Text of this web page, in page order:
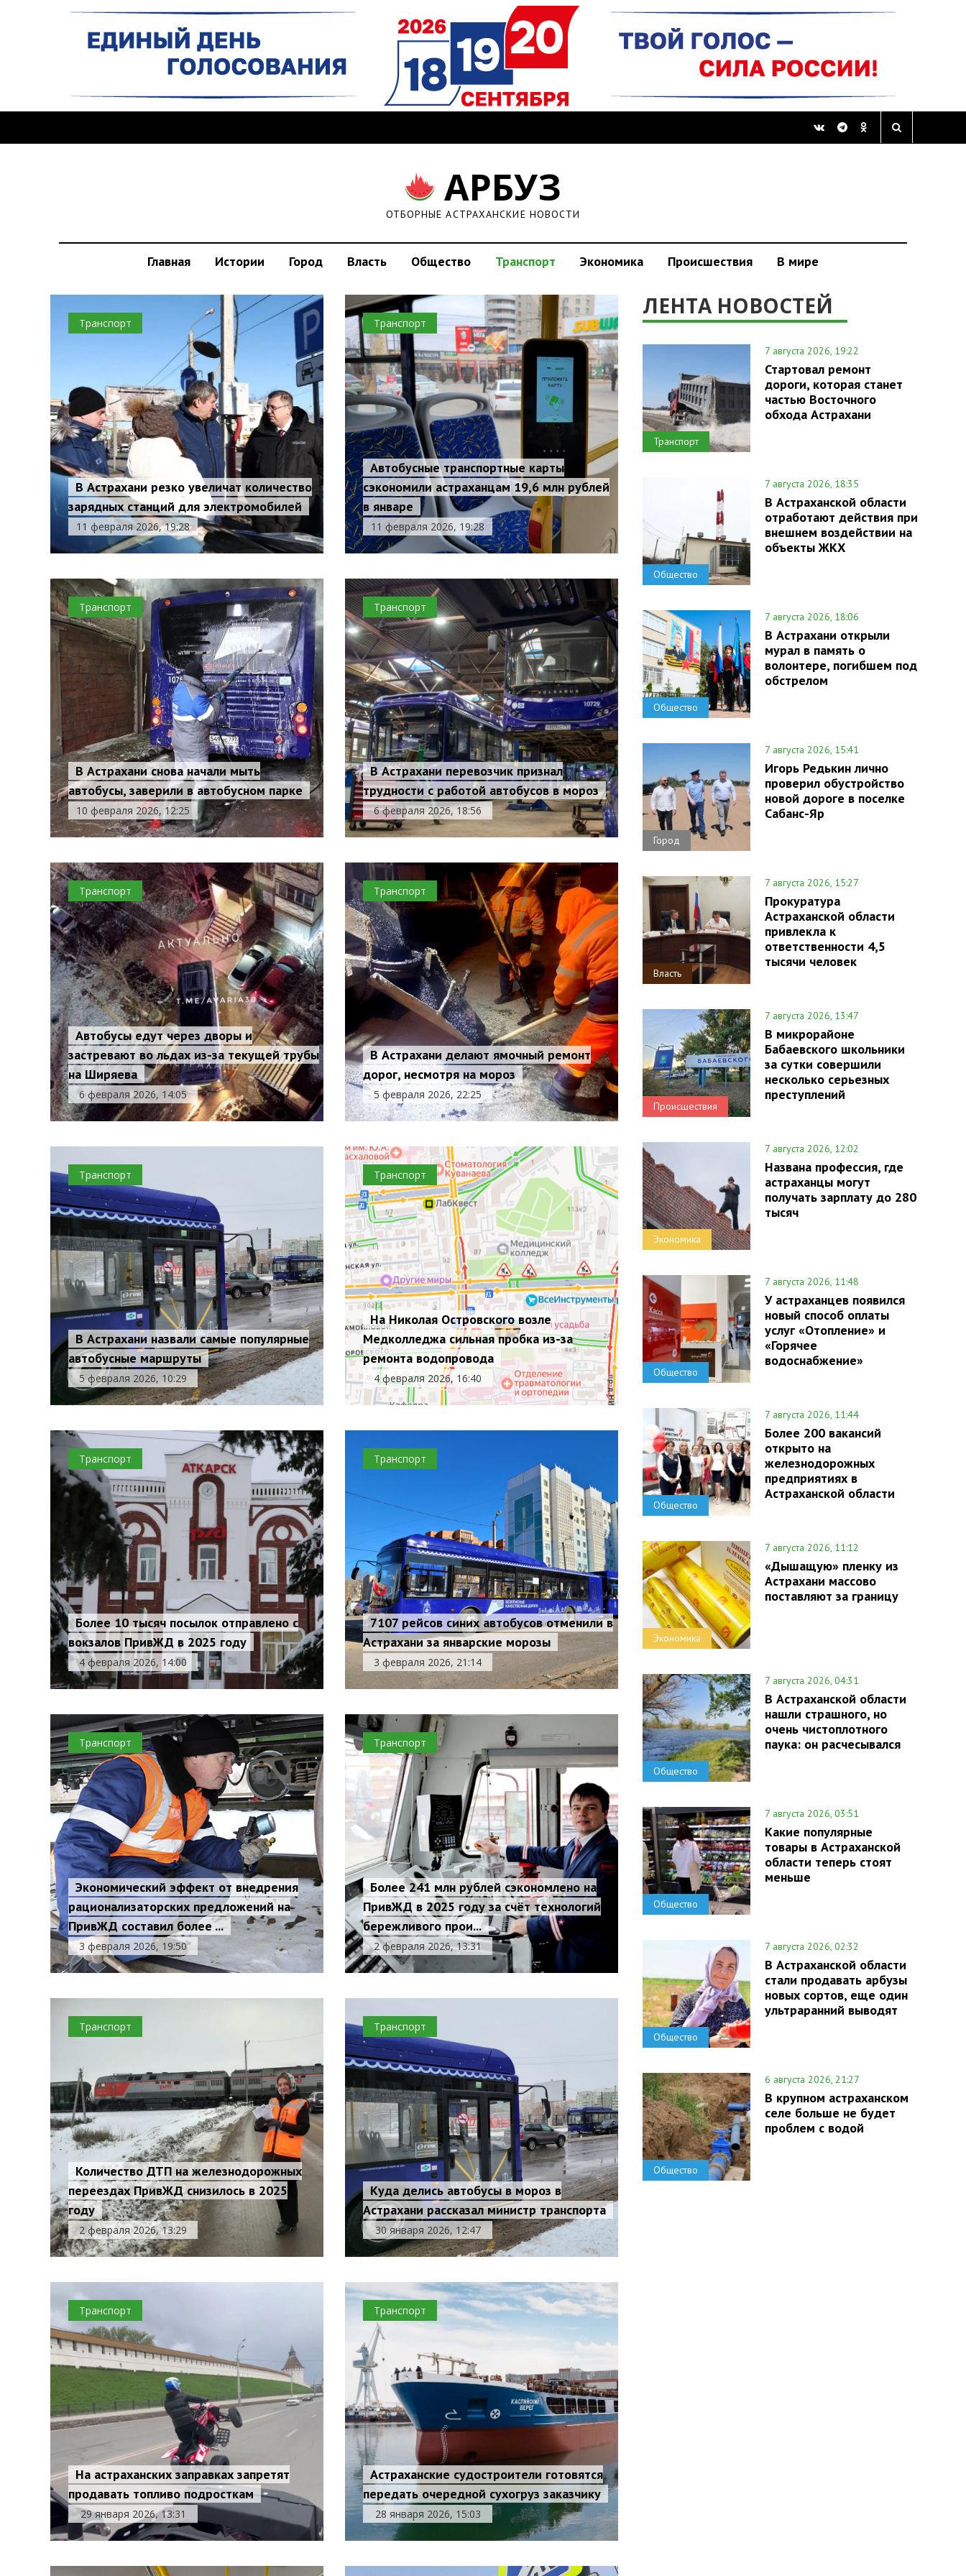
АРБУЗ
ОТБОРНЫЕ АСТРАХАНСКИЕ НОВОСТИ
Главная Истории Город Власть Общество Транспорт Экономика Происшествия В мире
Транспорт
В Астрахани резко увеличат количество
зарядных станций для электромобилей
11 февраля 2026, 19:28
Транспорт
Автобусные транспортные карты
сэкономили астраханцам 19,6 млн рублей
в январе
11 февраля 2026, 19:28
Транспорт
В Астрахани снова начали мыть
автобусы, заверили в автобусном парке
10 февраля 2026, 12:25
Транспорт
В Астрахани перевозчик признал
трудности с работой автобусов в мороз
6 февраля 2026, 18:56
Транспорт
Автобусы едут через дворы и
застревают во льдах из-за текущей трубы
на Ширяева
6 февраля 2026, 14:05
Транспорт
В Астрахани делают ямочный ремонт
дорог, несмотря на мороз
5 февраля 2026, 22:25
Транспорт
В Астрахани назвали самые популярные
автобусные маршруты
5 февраля 2026, 10:29
Транспорт
На Николая Островского возле
Медколледжа сильная пробка из-за
ремонта водопровода
4 февраля 2026, 16:40
Транспорт
Более 10 тысяч посылок отправлено с
вокзалов ПривЖД в 2025 году
4 февраля 2026, 14:00
Транспорт
7107 рейсов синих автобусов отменили в
Астрахани за январские морозы
3 февраля 2026, 21:14
Транспорт
Экономический эффект от внедрения
рационализаторских предложений на
ПривЖД составил более ...
3 февраля 2026, 19:50
Транспорт
Более 241 млн рублей сэкономлено на
ПривЖД в 2025 году за счёт технологий
бережливого прои...
2 февраля 2026, 13:31
Транспорт
Количество ДТП на железнодорожных
переездах ПривЖД снизилось в 2025
году
2 февраля 2026, 13:29
Транспорт
Куда делись автобусы в мороз в
Астрахани рассказал министр транспорта
30 января 2026, 12:47
Транспорт
На астраханских заправках запретят
продавать топливо подросткам
29 января 2026, 13:31
Транспорт
Астраханские судостроители готовятся
передать очередной сухогруз заказчику
28 января 2026, 15:03
ЛЕНТА НОВОСТЕЙ
Транспорт
7 августа 2026, 19:22
Стартовал ремонт
дороги, которая станет
частью Восточного
обхода Астрахани
Общество
7 августа 2026, 18:35
В Астраханской области
отработают действия при
внешнем воздействии на
объекты ЖКХ
Общество
7 августа 2026, 18:06
В Астрахани открыли
мурал в память о
волонтере, погибшем под
обстрелом
Город
7 августа 2026, 15:41
Игорь Редькин лично
проверил обустройство
новой дороге в поселке
Сабанс-Яр
Власть
7 августа 2026, 15:27
Прокуратура
Астраханской области
привлекла к
ответственности 4,5
тысячи человек
Происшествия
7 августа 2026, 13:47
В микрорайоне
Бабаевского школьники
за сутки совершили
несколько серьезных
преступлений
Экономика
7 августа 2026, 12:02
Названа профессия, где
астраханцы могут
получать зарплату до 280
тысяч
Общество
7 августа 2026, 11:48
У астраханцев появился
новый способ оплаты
услуг «Отопление» и
«Горячее
водоснабжение»
Общество
7 августа 2026, 11:44
Более 200 вакансий
открыто на
железнодорожных
предприятиях в
Астраханской области
Экономика
7 августа 2026, 11:12
«Дышащую» пленку из
Астрахани массово
поставляют за границу
Общество
7 августа 2026, 04:31
В Астраханской области
нашли страшного, но
очень чистоплотного
паука: он расчесывался
Общество
7 августа 2026, 03:51
Какие популярные
товары в Астраханской
области теперь стоят
меньше
Общество
7 августа 2026, 02:32
В Астраханской области
стали продавать арбузы
новых сортов, еще один
ультраранний выводят
Общество
6 августа 2026, 21:27
В крупном астраханском
селе больше не будет
проблем с водой